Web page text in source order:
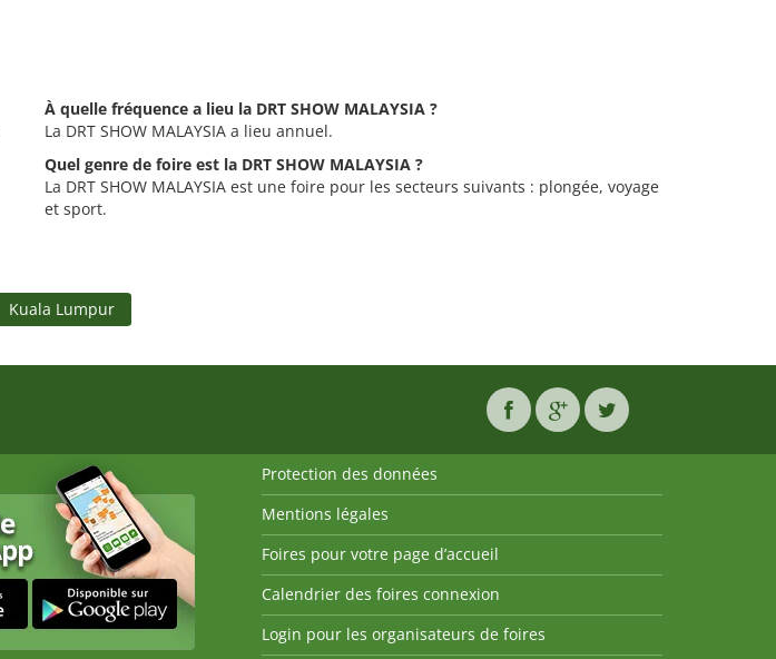
À quelle fréquence a lieu la DRT SHOW MALAYSIA ?
La DRT SHOW MALAYSIA a lieu annuel.
Quel genre de foire est la DRT SHOW MALAYSIA ?
La DRT SHOW MALAYSIA est une foire pour les secteurs suivants : plongée, voyage
et sport.
Kuala Lumpur
Protection des données
Mentions légales
Foires pour votre page d’accueil
Calendrier des foires connexion
Login pour les organisateurs de foires